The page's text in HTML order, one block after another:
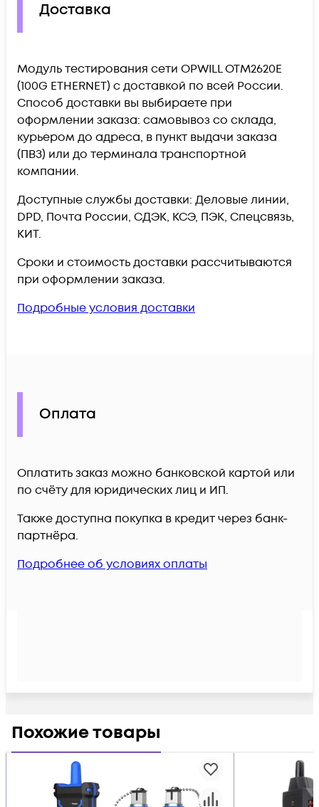
Доставка
Модуль тестирования сети OPWILL OTM2620E
(100G ETHERNET) c доставкой по всей России.
Способ доставки вы выбираете при
оформлении заказа: самовывоз со склада,
курьером до адреса, в пункт выдачи заказа
(ПВЗ) или до терминала транспортной
компании.
Доступные службы доставки: Деловые линии,
DPD, Почта России, СДЭК, КСЭ, ПЭК, Спецсвязь,
КИТ.
Сроки и стоимость доставки рассчитываются
при оформлении заказа.
Подробные условия доставки
Оплата
Оплатить заказ можно банковской картой или
по счёту для юридических лиц и ИП.
Также доступна покупка в кредит через банк-
партнёра.
Подробнее об условиях оплаты
Похожие товары